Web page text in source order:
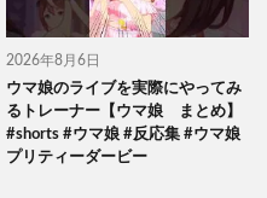
2026年8月6日
ウマ娘のライブを実際にやってみ
るトレーナー【ウマ娘 まとめ】
#shorts #ウマ娘 #反応集 #ウマ娘
プリティーダービー